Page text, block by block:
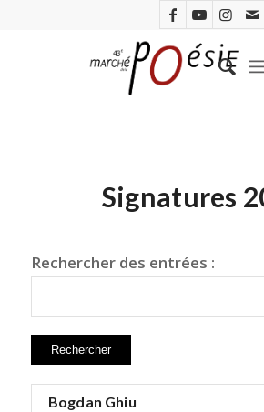
Signatures
Rechercher des entrées :
Bogdan Ghiu